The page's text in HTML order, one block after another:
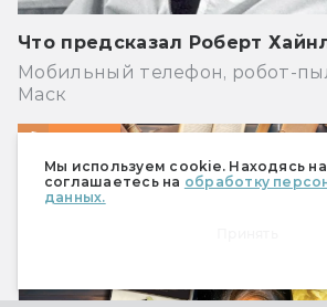
Мы используем cookie. Находясь
соглашаетесь на обработку
данных.
Что предсказал Роберт
Мобильный телефон, робот-
Маск